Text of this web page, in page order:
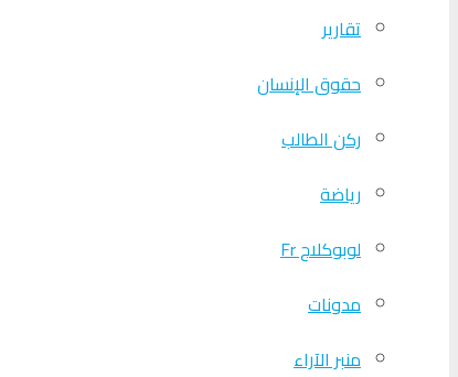
تقارير
حقوق الإنسان
ركن الطالب
رياضة
لوبوكلاج Fr
مدونات
منبر الآراء